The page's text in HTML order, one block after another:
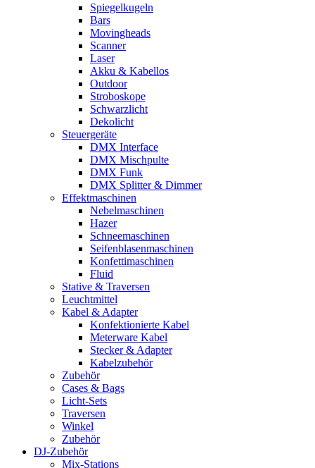
Spiegelkugeln
Bars
Movingheads
Scanner
Laser
Akku & Kabellos
Outdoor
Stroboskope
Schwarzlicht
Dekolicht
Steuergeräte
DMX Interface
DMX Mischpulte
DMX Funk
DMX Splitter & Dimmer
Effektmaschinen
Nebelmaschinen
Hazer
Schneemaschinen
Seifenblasenmaschinen
Konfettimaschinen
Fluid
Stative & Traversen
Leuchtmittel
Kabel & Adapter
Konfektionierte Kabel
Meterware Kabel
Stecker & Adapter
Kabelzubehör
Zubehör
Cases & Bags
Licht-Sets
Traversen
Winkel
Zubehör
DJ-Zubehör
Mix-Stations